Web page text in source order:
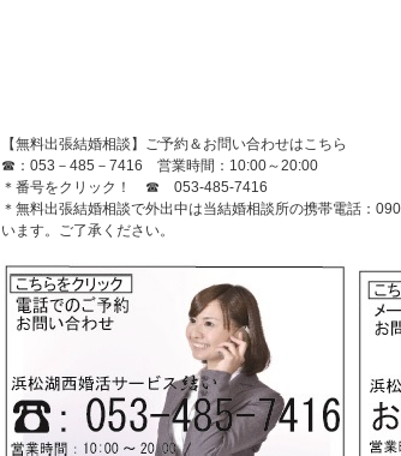
【無料出張結婚相談】ご予約＆お問い合わせはこちら
☎：053－485－7416 営業時間：10:00～20:00
＊番号をクリック！ ☎ 053-485-7416
＊無料出張結婚相談で外出中は当結婚相談所の携帯電話：
います。ご了承ください。